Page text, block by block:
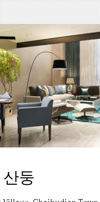
둥